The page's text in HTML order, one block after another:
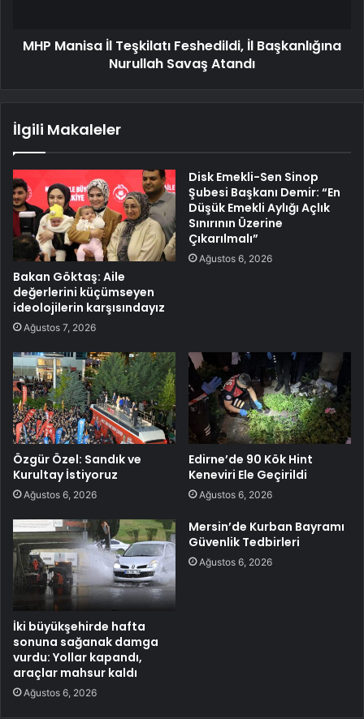
MHP Manisa İl Teşkilatı Feshedildi, İl Başkanlığına
Nurullah Savaş Atandı
İlgili Makaleler
Bakan Göktaş: Aile
değerlerini küçümseyen
ideolojilerin karşısındayız
Ağustos 7, 2026
Disk Emekli-Sen Sinop
Şubesi Başkanı Demir: “En
Düşük Emekli Aylığı Açlık
Sınırının Üzerine
Çıkarılmalı”
Ağustos 6, 2026
Özgür Özel: Sandık ve
Kurultay İstiyoruz
Ağustos 6, 2026
Edirne’de 90 Kök Hint
Keneviri Ele Geçirildi
Ağustos 6, 2026
İki büyükşehirde hafta
sonuna sağanak damga
vurdu: Yollar kapandı,
araçlar mahsur kaldı
Ağustos 6, 2026
Mersin’de Kurban Bayramı
Güvenlik Tedbirleri
Ağustos 6, 2026